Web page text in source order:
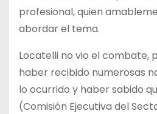
profesional, quien
abordar el tema.
Locatelli no vio el combate,
haber recibido numerosas
lo ocurrido y haber sabido
(Comisión Ejecutiva del